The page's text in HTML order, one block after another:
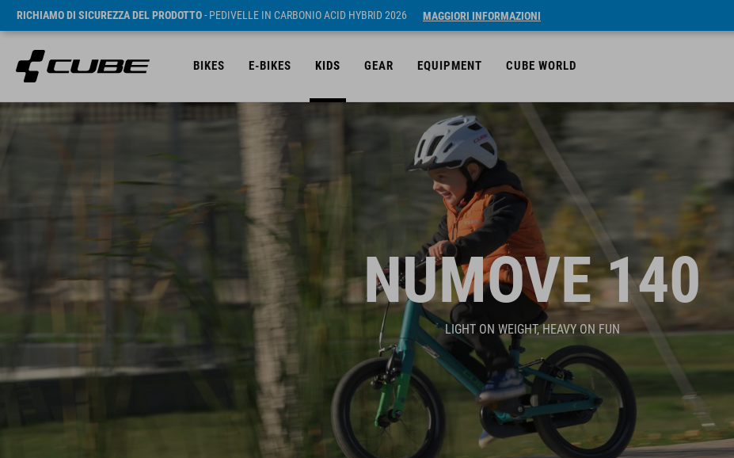
RICHIAMO DI SICUREZZA DEL PRODOTTO- PEDIVELLE IN CARBONIO ACID HYBRID 2026 MAGGIORI INFORMAZIONI
BIKES E-BIKES KIDS GEAR EQUIPMENT CUBE WORLD
NUMOVE 140
LIGHT ON WEIGHT, HEAVY ON FUN